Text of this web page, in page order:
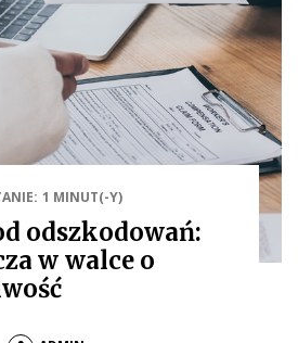
1 MINUT(-Y)
odszkodowań:
w walce o